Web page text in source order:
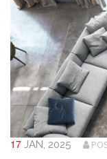
17 JAN, 2025